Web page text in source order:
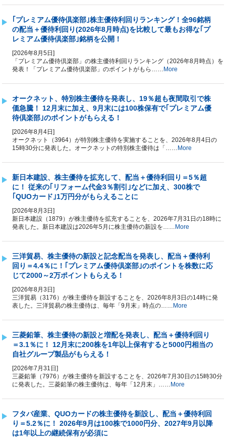
｢プレミアム優待倶楽部｣株主優待利回りランキング！全96銘柄
の配当＋優待利回り(2026年8月時点)を比較して最もお得な｢プ
レミアム優待倶楽部｣銘柄を公開！
[2026年8月5日]
「プレミアム優待倶楽部」の株主優待利回りランキング（2026年8月時点）を
発表！「プレミアム優待倶楽部」のポイントがもら…… More
オークネット、特別株主優待を発表し、19％超も夜間取引で株
価急騰！ 12月末に加え、9月末には100株保有で｢プレミアム優
待倶楽部｣のポイントがもらえる！
[2026年8月4日]
オークネット（3964）が特別株主優待を実施することを、2026年8月4日の
15時30分に発表した。オークネットの特別株主優待は「…… More
新日本建設、株主優待を拡充して、配当＋優待利回り＝5％超
に！ 従来の｢リフォーム代金3％割引｣などに加え、300株で
｢QUOカード｣1万円分がもらえることに
[2026年8月3日]
新日本建設（1879）が株主優待を拡充することを、2026年7月31日の18時に
発表した。新日本建設は2026年5月に株主優待の新設を…… More
三洋貿易、株主優待の新設と記念配当を発表し、配当＋優待利
回り＝4.4％に！｢プレミアム優待倶楽部｣のポイントを株数に応
じて2000～2万ポイントもらえる！
[2026年8月3日]
三洋貿易（3176）が株主優待を新設することを、2026年8月3日の14時に発
表した。三洋貿易の株主優待は、毎年「9月末」時点の…… More
三菱鉛筆、株主優待の新設と増配を発表し、配当＋優待利回り
＝3.1％に！ 12月末に200株を1年以上保有すると5000円相当の
自社グループ製品がもらえる！
[2026年7月31日]
三菱鉛筆（7976）が株主優待を新設することを、2026年7月30日の15時30分
に発表した。三菱鉛筆の株主優待は、毎年「12月末」…… More
フタバ産業、QUOカードの株主優待を新設し、配当＋優待利回
り＝5.2％に！ 2026年9月は100株で1000円分、2027年9月以降
は1年以上の継続保有が必須に